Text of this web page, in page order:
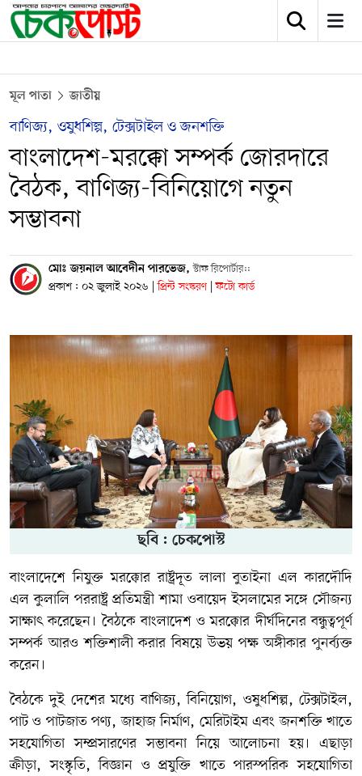
মূল পাতা জাতীয়
বাণিজ্য, ওষুধশিল্প, টেক্সটাইল ও জনশক্তি
বাংলাদেশ-মরক্কো সম্পর্ক জোরদারে
বৈঠক, বাণিজ্য-বিনিয়োগে নতুন
সম্ভাবনা
মোঃ জয়নাল আবেদীন পারভেজ,স্টাফ রিপোর্টার::
প্রকাশ : ০২ জুলাই ২০২৬ | প্রিন্ট সংস্করণ | ফটো কার্ড
ছবি : চেকপোস্ট
বাংলাদেশে নিযুক্ত মরক্কোর রাষ্ট্রদূত লালা বুতাইনা এল কারদৌদি
এল কুলালি পররাষ্ট্র প্রতিমন্ত্রী শামা ওবায়েদ ইসলামের সঙ্গে সৌজন্য
সাক্ষাৎ করেছেন। বৈঠকে বাংলাদেশ ও মরক্কোর দীর্ঘদিনের বন্ধুত্বপূর্ণ
সম্পর্ক আরও শক্তিশালী করার বিষয়ে উভয় পক্ষ অঙ্গীকার পুনর্ব্যক্ত
করেন।
বৈঠকে দুই দেশের মধ্যে বাণিজ্য, বিনিয়োগ, ওষুধশিল্প, টেক্সটাইল,
পাট ও পাটজাত পণ্য, জাহাজ নির্মাণ, মেরিটাইম এবং জনশক্তি খাতে
সহযোগিতা সম্প্রসারণের সম্ভাবনা নিয়ে আলোচনা হয়। এছাড়া
ক্রীড়া, সংস্কৃতি, বিজ্ঞান ও প্রযুক্তি খাতে পারস্পরিক সহযোগিতা